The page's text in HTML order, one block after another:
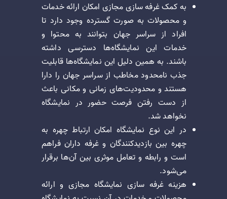
به کمک غرفه سازی مجازی امکان ارائه خدمات
و محصولات به صورت گسترده وجود دارد تا
افراد از سراسر جهان بتوانند به محتوا و
خدمات این نمایشگاه‌ها دسترسی داشته
باشند. به همین دلیل این نمایشگاه‌ها قابلیت
جذب نامحدود مخاطب از سراسر جهان را دارا
هستند و محدودیت‌های زمانی و مکانی باعث
از دست رفتن فرصت حضور در نمایشگاه
نخواهد شد.
در این نوع نمایشگاه امکان ارتباط چهره به
چهره بین بازدیدکنندگان و غرفه داران فراهم
است و رابطه و تعامل موثری بین آن‌ها برقرار
می‌شود.
هزینه غرفه سازی نمایشگاه مجازی و ارائه